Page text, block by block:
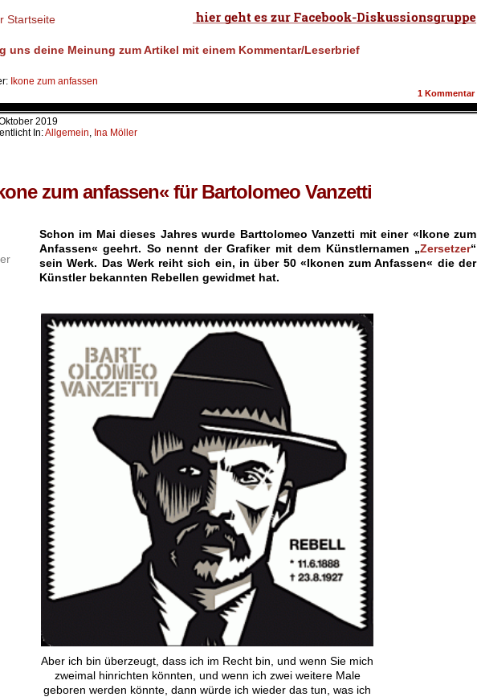
Ikone zum anfassen
1 Kommentar
2019
In:Allgemein, Ina Möller
zum anfassen« für Bartolomeo Vanzetti
Schon im Mai dieses Jahres wurde Barttolomeo Vanzetti mit einer «Ikone zum
Anfassen« geehrt. So nennt der Grafiker mit dem Künstlernamen „Zersetzer“
sein Werk. Das Werk reiht sich ein, in über 50 «Ikonen zum Anfassen« die der
Künstler bekannten Rebellen gewidmet hat.
Aber ich bin überzeugt, dass ich im Recht bin, und wenn Sie mich
zweimal hinrichten könnten, und wenn ich zwei weitere Male
geboren werden könnte, dann würde ich wieder das tun, was ich